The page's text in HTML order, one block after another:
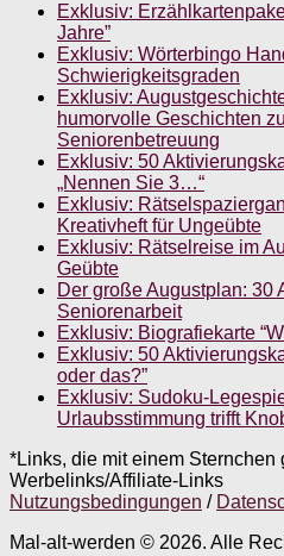
Exklusiv:
Jahre”
Exklusiv: Wörterbingo
Schwierigkeitsgraden
Exklusiv:
humorvolle Geschichten
Seniorenbetreuung
Exklusiv: 50
„Nennen Sie 3…“
Exklusiv:
Kreativheft für Ungeübte
Exklusiv: Rätselreise im
Geübte
Der große Augustplan: 30
Seniorenarbeit
Exklusiv: Biografiekarte
Exklusiv: 50
oder das?”
Exklusiv: Sudoku-
Urlaubsstimmung trifft
*Links, die mit einem Sternchen
Werbelinks/Affiliate-Links
Nutzungsbedingungen /
Mal-alt-werden © 2026. Alle